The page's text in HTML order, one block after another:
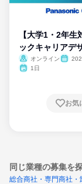
【大学1・2年生
ックキャリアデ
ム
オンライン
1日
お気
同じ業種の募集を
総合商社・専門商社・